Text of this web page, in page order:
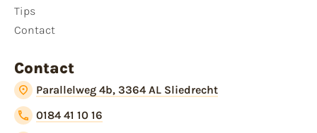
Tips
Contact
Contact
Parallelweg 4b, 3364 AL Sliedrecht
0184 41 10 16